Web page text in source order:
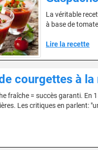
La véritable
à base de
Lire la recette
courgettes à
fraîche = succès garanti. En
Les critiques en parlent: